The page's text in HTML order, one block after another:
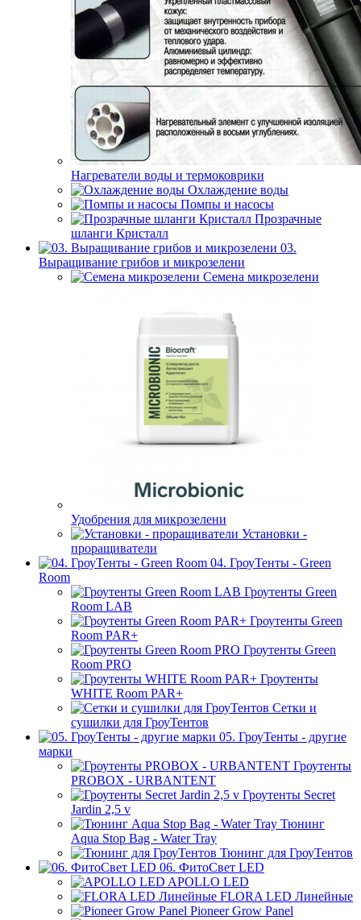
Нагреватели воды и термоковрики
Охлаждение воды
Помпы и насосы
Прозрачные
шланги Кристалл
03.
Выращивание грибов и микрозелени
Семена микрозелени
Удобрения для микрозелени
Установки -
проращиватели
04. ГроуТенты - Green
Room
Гроутенты Green
Room LAB
Гроутенты Green
Room PAR+
Гроутенты Green
Room PRO
Гроутенты
WHITE Room PAR+
Сетки и
сушилки для ГроуТентов
05. ГроуТенты - другие
марки
Гроутенты
PROBOX - URBANTENT
Гроутенты Secret
Jardin 2,5 v
Тюнинг
Aqua Stop Bag - Water Tray
Тюнинг для ГроуТентов
06. ФитоСвет LED
APOLLO LED
FLORA LED Линейные
Pioneer Grow Panel